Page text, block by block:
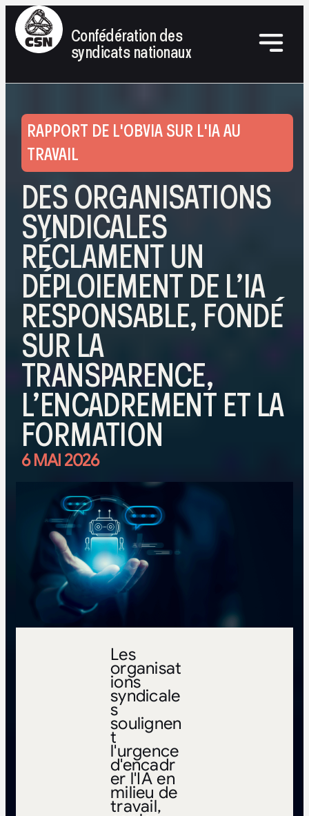
Confédération des
syndicats nationaux
RAPPORT DE L'OBVIA SUR L'IA AU
TRAVAIL
DES ORGANISATIONS
SYNDICALES
RÉCLAMENT UN
DÉPLOIEMENT DE L’IA
RESPONSABLE, FONDÉ
SUR LA
TRANSPARENCE,
L’ENCADREMENT ET LA
FORMATION
6 MAI 2026
Les
organisat
ions
syndicale
s
soulignen
t
l'urgence
d'encadr
er l'IA en
milieu de
travail,